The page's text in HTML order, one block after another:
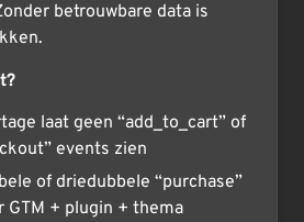
betrouwbare data is
laat geen “add_to_cart” of
events zien
of driedubbele “purchase”
GTM + plugin + thema